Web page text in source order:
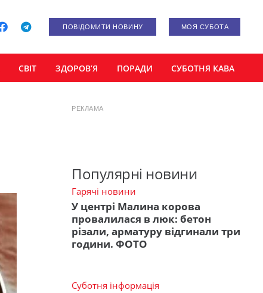
ПОВІДОМИТИ НОВИНУ МОЯ СУБОТА
СВІТ ЗДОРОВ’Я ПОРАДИ СУБОТНЯ КАВА
РЕКЛАМА
Популярні новини
Гарячі новини
У центрі Малина корова
провалилася в люк: бетон
різали, арматуру відгинали три
години. ФОТО
Суботня інформація